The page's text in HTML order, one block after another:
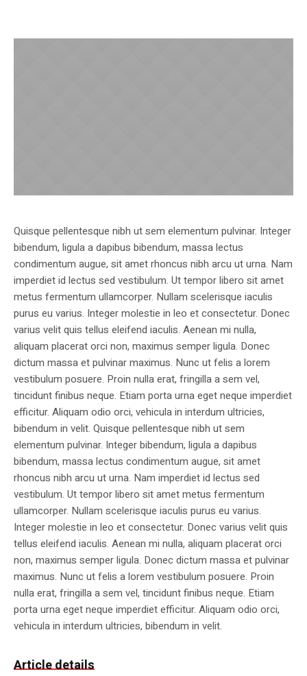
Quisque pellentesque nibh ut sem elementum pulvinar. Integer
bibendum, ligula a dapibus bibendum, massa lectus
condimentum augue, sit amet rhoncus nibh arcu ut urna. Nam
imperdiet id lectus sed vestibulum. Ut tempor libero sit amet
metus fermentum ullamcorper. Nullam scelerisque iaculis
purus eu varius. Integer molestie in leo et consectetur. Donec
varius velit quis tellus eleifend iaculis. Aenean mi nulla,
aliquam placerat orci non, maximus semper ligula. Donec
dictum massa et pulvinar maximus. Nunc ut felis a lorem
vestibulum posuere. Proin nulla erat, fringilla a sem vel,
tincidunt finibus neque. Etiam porta urna eget neque imperdiet
efficitur. Aliquam odio orci, vehicula in interdum ultricies,
bibendum in velit. Quisque pellentesque nibh ut sem
elementum pulvinar. Integer bibendum, ligula a dapibus
bibendum, massa lectus condimentum augue, sit amet
rhoncus nibh arcu ut urna. Nam imperdiet id lectus sed
vestibulum. Ut tempor libero sit amet metus fermentum
ullamcorper. Nullam scelerisque iaculis purus eu varius.
Integer molestie in leo et consectetur. Donec varius velit quis
tellus eleifend iaculis. Aenean mi nulla, aliquam placerat orci
non, maximus semper ligula. Donec dictum massa et pulvinar
maximus. Nunc ut felis a lorem vestibulum posuere. Proin
nulla erat, fringilla a sem vel, tincidunt finibus neque. Etiam
porta urna eget neque imperdiet efficitur. Aliquam odio orci,
vehicula in interdum ultricies, bibendum in velit.
Article details